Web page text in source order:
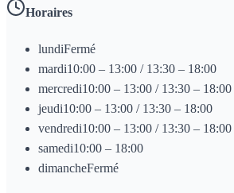
Horaires
lundiFermé
mardi10:00 – 13:00 / 13:30 – 18:00
mercredi10:00 – 13:00 / 13:30 – 18:00
jeudi10:00 – 13:00 / 13:30 – 18:00
vendredi10:00 – 13:00 / 13:30 – 18:00
samedi10:00 – 18:00
dimancheFermé